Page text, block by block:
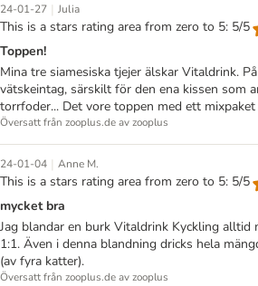
24-01-27 | Julia
This is a stars rating area from zero to 5: 5/5
Toppen!
Mina tre siamesiska tjejer älskar Vitaldrink.
vätskeintag, särskilt för den ena kissen som
torrfoder... Det vore toppen med ett
Översatt från zooplus.de av zooplus
24-01-04 | Anne M.
This is a stars rating area from zero to 5: 5/5
mycket bra
Jag blandar en burk Vitaldrink Kyckling
1:1. Även i denna blandning dricks hela
(av fyra katter).
Översatt från zooplus.de av zooplus